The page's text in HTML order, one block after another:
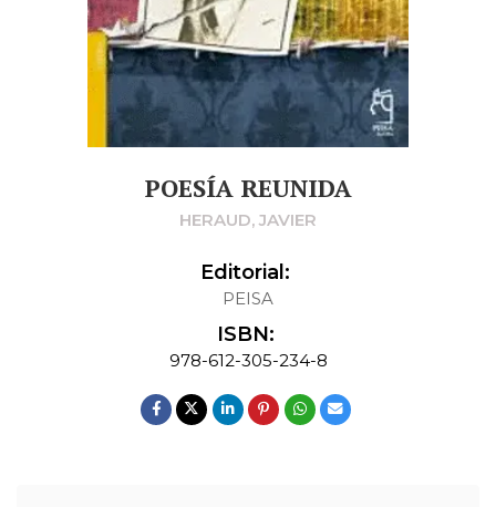
POESÍA REUNIDA
HERAUD, JAVIER
Editorial:
PEISA
ISBN:
978-612-305-234-8